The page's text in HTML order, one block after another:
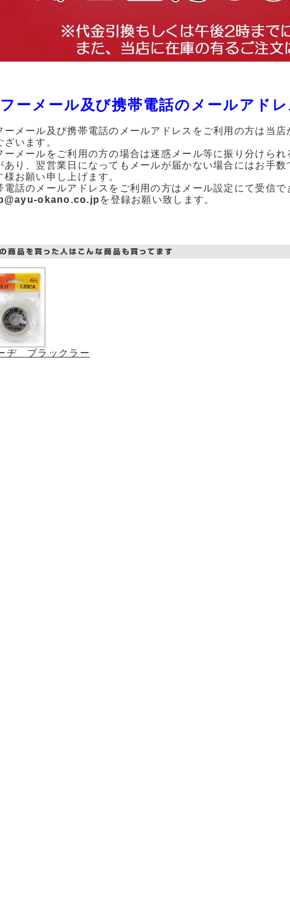
ーメール及び携帯電話のメールアド
ーメール及び携帯電話のメールアドレスをご利用の方は当
ざいます。
ーメールをご利用の方の場合は迷惑メール等に振り分けら
あり、翌営業日になってもメールが届かない場合にはお手
様お願い申し上げます。
電話のメールアドレスをご利用の方はメール設定にて受信
okano.co.jp を登録お願い致します。
ヂ ブラックラー